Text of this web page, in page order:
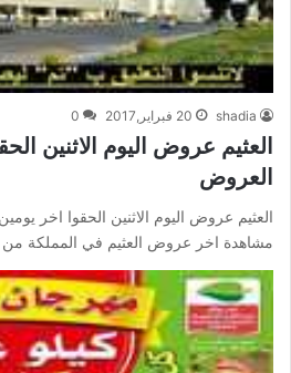
shadia 20 فبراير,2017 0
العثيم عروض اليوم الاثنين
العروض
العثيم عروض اليوم الاثنين الحقوا اخر
مشاهدة اخر عروض العثيم في المملكة